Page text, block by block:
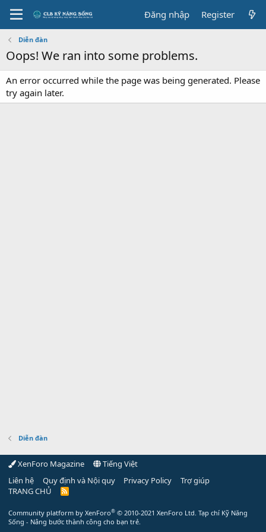
Đăng nhập Register
Diễn đàn
Oops! We ran into some problems.
An error occurred while the page was being generated. Please
try again later.
Diễn đàn
XenForo Magazine
Tiếng Việt
Liên hệ
Quy định và Nội quy Privacy Policy
Trợ giúp
TRANG CHỦ
R
Community platform by XenForo® © 2010-2021 XenForo Ltd. Tạp chí Kỹ Năng
Sống - Nâng bước thành công cho bạn trẻ.